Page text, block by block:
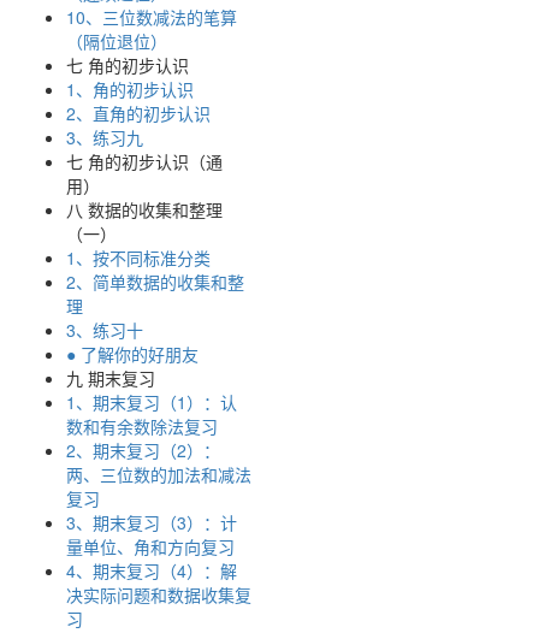
10、三位数减法的笔算
（隔位退位）
七 角的初步认识
1、角的初步认识
2、直角的初步认识
3、练习九
七 角的初步认识（通
用）
八 数据的收集和整理
（一）
1、按不同标准分类
2、简单数据的收集和整
理
3、练习十
● 了解你的好朋友
九 期末复习
1、期末复习（1）：认
数和有余数除法复习
2、期末复习（2）：
两、三位数的加法和减法
复习
3、期末复习（3）：计
量单位、角和方向复习
4、期末复习（4）：解
决实际问题和数据收集复
习